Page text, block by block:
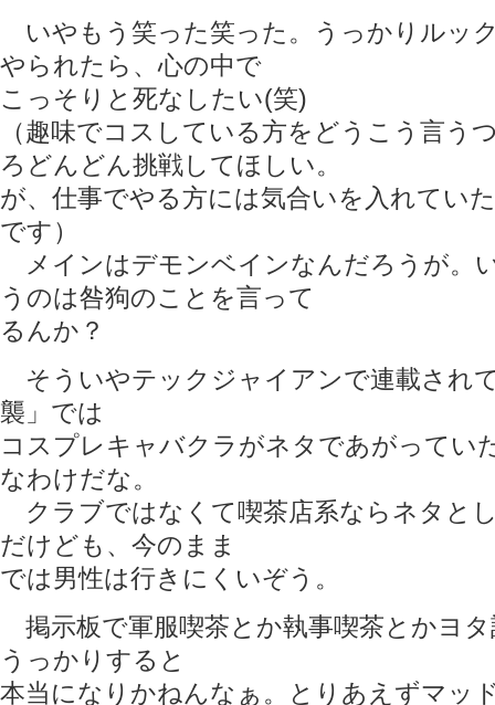
いやもう笑った笑った。うっかりルッ
やられたら、心の中で
こっそりと死なしたい(笑)
（趣味でコスしている方をどうこう言う
ろどんどん挑戦してほしい。
が、仕事でやる方には気合いを入れてい
です）
メインはデモンベインなんだろうが。
うのは咎狗のことを言って
るんか？
そういやテックジャイアンで連載され
襲」では
コスプレキャバクラがネタであがってい
なわけだな。
クラブではなくて喫茶店系ならネタと
だけども、今のまま
では男性は行きにくいぞう。
掲示板で軍服喫茶とか執事喫茶とかヨ
うっかりすると
本当になりかねんなぁ。とりあえずマッ